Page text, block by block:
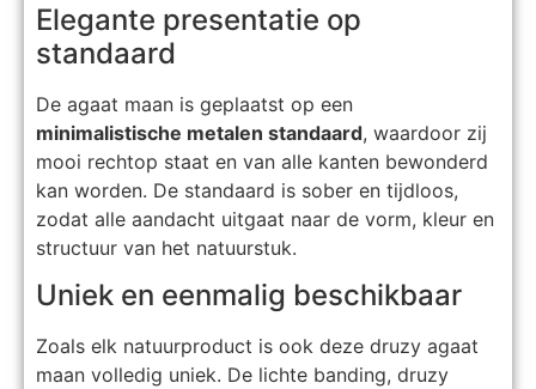
Elegante presentatie op
standaard
De agaat maan is geplaatst op een
minimalistische metalen standaard, waardoor zij
mooi rechtop staat en van alle kanten bewonderd
kan worden. De standaard is sober en tijdloos,
zodat alle aandacht uitgaat naar de vorm, kleur en
structuur van het natuurstuk.
Uniek en eenmalig beschikbaar
Zoals elk natuurproduct is ook deze druzy agaat
maan volledig uniek. De lichte banding, druzy